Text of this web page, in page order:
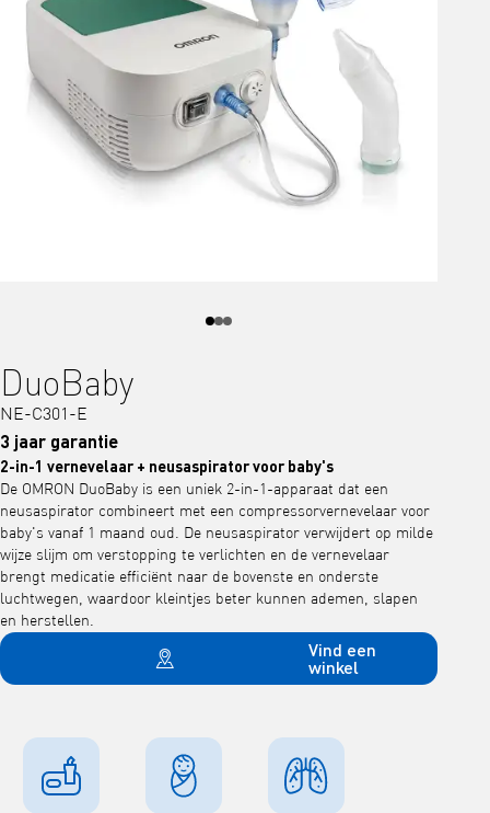
DuoBaby
NE-C301-E
3 jaar garantie
2-in-1 vernevelaar + neusaspirator voor baby's
De OMRON DuoBaby is een uniek 2-in-1-apparaat dat een
neusaspirator combineert met een compressorvernevelaar voor
baby's vanaf 1 maand oud. De neusaspirator verwijdert op milde
wijze slijm om verstopping te verlichten en de vernevelaar
brengt medicatie efficiënt naar de bovenste en onderste
luchtwegen, waardoor kleintjes beter kunnen ademen, slapen
en herstellen.
Vind een
winkel